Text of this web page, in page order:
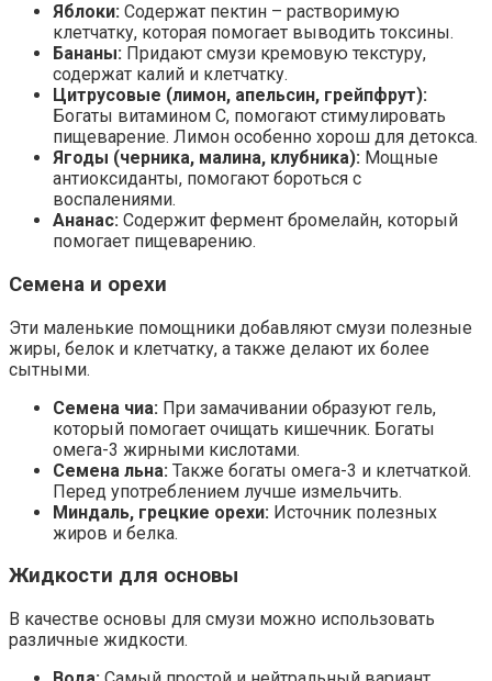
Яблоки: Содержат пектин – растворимую
клетчатку, которая помогает выводить токсины.
Бананы: Придают смузи кремовую текстуру,
содержат калий и клетчатку.
Цитрусовые (лимон, апельсин, грейпфрут):
Богаты витамином С, помогают стимулировать
пищеварение. Лимон особенно хорош для детокса.
Ягоды (черника, малина, клубника): Мощные
антиоксиданты, помогают бороться с
воспалениями.
Ананас: Содержит фермент бромелайн, который
помогает пищеварению.
Семена и орехи
Эти маленькие помощники добавляют смузи полезные
жиры, белок и клетчатку, а также делают их более
сытными.
Семена чиа: При замачивании образуют гель,
который помогает очищать кишечник. Богаты
омега-3 жирными кислотами.
Семена льна: Также богаты омега-3 и клетчаткой.
Перед употреблением лучше измельчить.
Миндаль, грецкие орехи: Источник полезных
жиров и белка.
Жидкости для основы
В качестве основы для смузи можно использовать
различные жидкости.